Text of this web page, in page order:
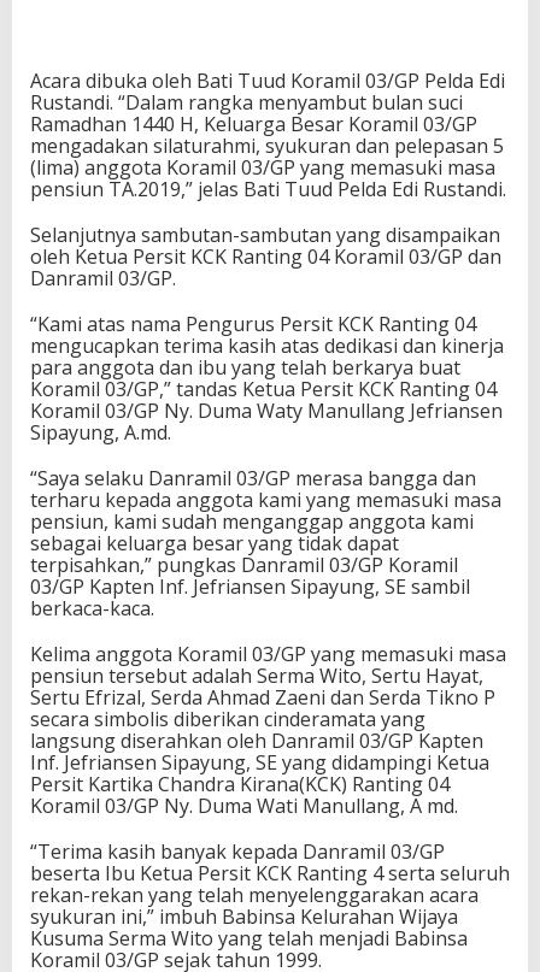
Acara dibuka oleh Bati Tuud Koramil 03/GP Pelda Edi
Rustandi. “Dalam rangka menyambut bulan suci
Ramadhan 1440 H, Keluarga Besar Koramil 03/GP
mengadakan silaturahmi, syukuran dan pelepasan 5
(lima) anggota Koramil 03/GP yang memasuki masa
pensiun TA.2019,” jelas Bati Tuud Pelda Edi Rustandi.
Selanjutnya sambutan-sambutan yang disampaikan
oleh Ketua Persit KCK Ranting 04 Koramil 03/GP dan
Danramil 03/GP.
“Kami atas nama Pengurus Persit KCK Ranting 04
mengucapkan terima kasih atas dedikasi dan kinerja
para anggota dan ibu yang telah berkarya buat
Koramil 03/GP,” tandas Ketua Persit KCK Ranting 04
Koramil 03/GP Ny. Duma Waty Manullang Jefriansen
Sipayung, A.md.
“Saya selaku Danramil 03/GP merasa bangga dan
terharu kepada anggota kami yang memasuki masa
pensiun, kami sudah menganggap anggota kami
sebagai keluarga besar yang tidak dapat
terpisahkan,” pungkas Danramil 03/GP Koramil
03/GP Kapten Inf. Jefriansen Sipayung, SE sambil
berkaca-kaca.
Kelima anggota Koramil 03/GP yang memasuki masa
pensiun tersebut adalah Serma Wito, Sertu Hayat,
Sertu Efrizal, Serda Ahmad Zaeni dan Serda Tikno P
secara simbolis diberikan cinderamata yang
langsung diserahkan oleh Danramil 03/GP Kapten
Inf. Jefriansen Sipayung, SE yang didampingi Ketua
Persit Kartika Chandra Kirana(KCK) Ranting 04
Koramil 03/GP Ny. Duma Wati Manullang, A md.
“Terima kasih banyak kepada Danramil 03/GP
beserta Ibu Ketua Persit KCK Ranting 4 serta seluruh
rekan-rekan yang telah menyelenggarakan acara
syukuran ini,” imbuh Babinsa Kelurahan Wijaya
Kusuma Serma Wito yang telah menjadi Babinsa
Koramil 03/GP sejak tahun 1999.